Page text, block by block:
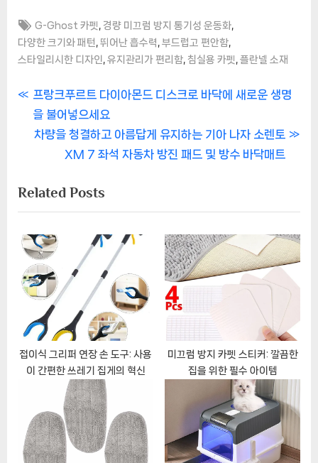
Tags:
G-Ghost 카펫 경량 미끄럼 방지 통기성 운동화
다양한 크기와 패턴 뛰어난 흡수력 부드럽고 편안함
스타일리시한 디자인
유지관리가 편리함 침실용 카펫 플란넬 소재
글
탐
P
r
e
o
u
s
P
o
s
:
프랑크푸르트 다이아몬드 디스크로 바닥에 새로운 생명
을 불어넣으세요
N
t
P
o
s
t
:
차량을 청결하고 아름답게 유지하는 기아 나자 소렌토
XM 7 좌석 자동차 방진 패드 및 방수 바닥매트
Related Posts
접이식 그리퍼 연장 손 도구: 사용
이 간편한 쓰레기 집게의 혁신
미끄럼 방지 카펫 스티커: 깔끔한
집을 위한 필수 아이템